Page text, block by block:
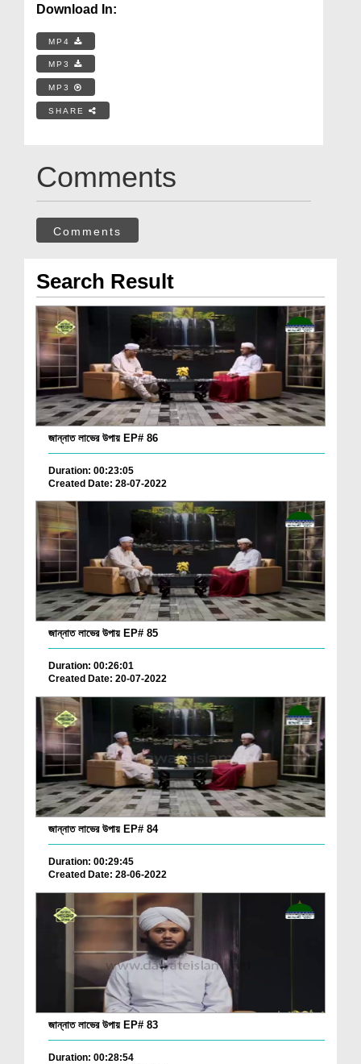
Download In:
MP4
MP3
MP3
SHARE
Comments
Comments
Search Result
জান্নাত লাভের উপায় EP# 86
Duration: 00:23:05
Created Date: 28-07-2022
জান্নাত লাভের উপায় EP# 85
Duration: 00:26:01
Created Date: 20-07-2022
জান্নাত লাভের উপায় EP# 84
Duration: 00:29:45
Created Date: 28-06-2022
জান্নাত লাভের উপায় EP# 83
Duration: 00:28:54